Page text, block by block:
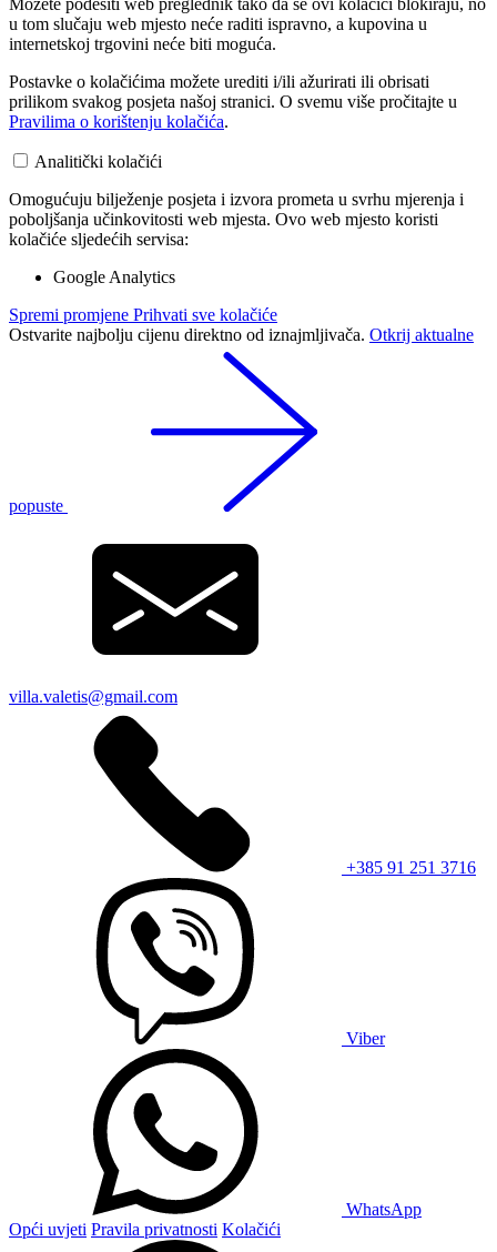
u tom slučaju web mjesto neće raditi ispravno, a kupovina u
internetskoj trgovini neće biti moguća.
Postavke o kolačićima možete urediti i/ili ažurirati ili obrisati
prilikom svakog posjeta našoj stranici. O svemu više pročitajte u
Pravilima o korištenju kolačića.
Analitički kolačići
Omogućuju bilježenje posjeta i izvora prometa u svrhu mjerenja i
poboljšanja učinkovitosti web mjesta. Ovo web mjesto koristi
kolačiće sljedećih servisa:
Google Analytics
Spremi promjene Prihvati sve kolačiće
Ostvarite najbolju cijenu direktno od iznajmljivača. Otkrij aktualne
popuste
villa.valetis@gmail.com
+385 91 251 3716
Viber
WhatsApp
Opći uvjeti Pravila privatnosti Kolačići